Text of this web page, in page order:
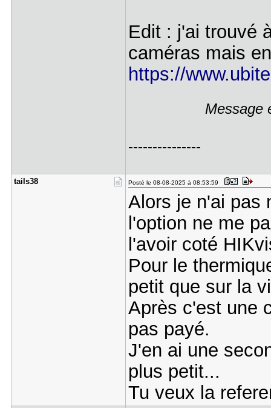
Edit : j'ai trouvé
caméras mais
https://
Message
---------------
tails38 Posté le 08-08-2025 à 08:53:59
Alors je n'ai pas
l'option ne me
l'avoir coté
Pour le
petit que sur la
Après c'est une
pas payé.
J'en ai une
plus petit...
Tu veux la